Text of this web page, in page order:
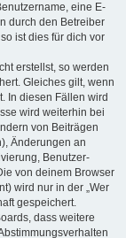
eine E-
durch den Betreiber
ist dies für dich vor
erstellst, so werden
Gleiches gilt, wenn
In diesen Fällen wird
wird weiterhin bei
von Beiträgen
Änderungen an
Benutzer-
von deinem Browser
wird nur in der „Wer
gespeichert.
dass weitere